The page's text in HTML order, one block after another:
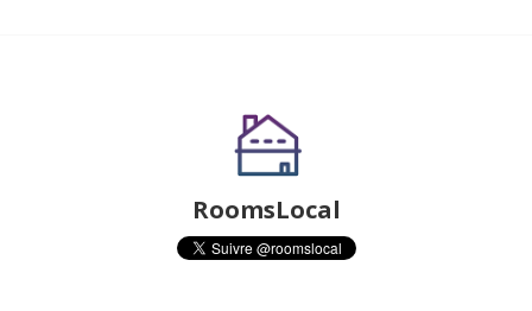
RoomsLocal